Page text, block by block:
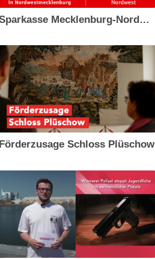
Sparkasse Mecklenburg-Nordwest spendet für Projekte: „99 Funken“ für die Region
Förderzusage Schloss Plüschow